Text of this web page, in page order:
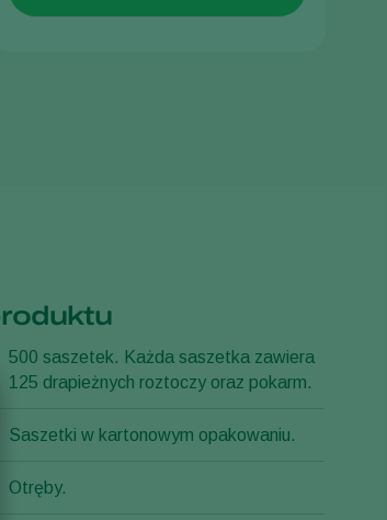
500 saszetek. Każda saszetka zawiera
125 drapieżnych roztoczy oraz pokarm.
Saszetki w kartonowym opakowaniu.
Otręby.